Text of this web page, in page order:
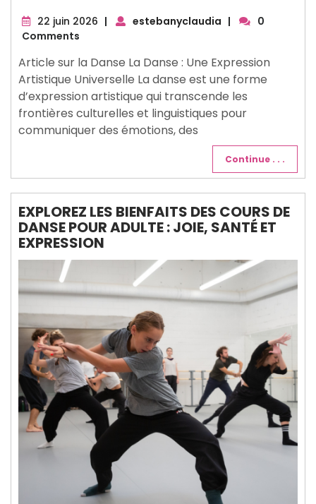
22 juin 2026 22
| estebanyclaudia |
0
Comments
Article sur la Danse La Danse : Une Expression
Artistique Universelle La danse est une forme
d’expression artistique qui transcende les
frontières culturelles et linguistiques pour
communiquer des émotions, des
Continue . . .
EXPLOREZ LES BIENFAITS DES COURS DE
DANSE POUR ADULTE : JOIE, SANTÉ ET
EXPRESSION